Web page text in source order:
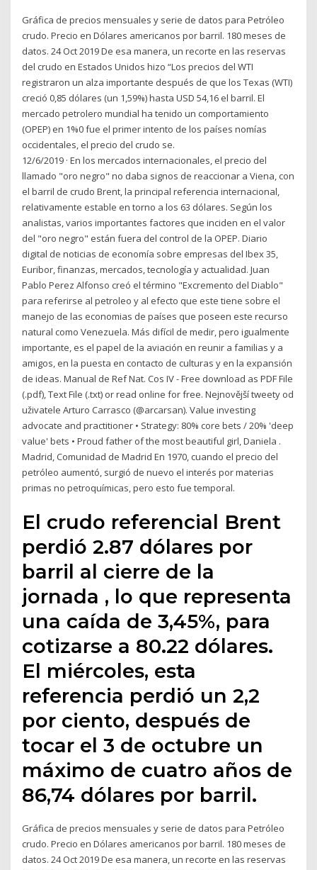
Gráfica de precios mensuales y serie de datos para Petróleo
crudo. Precio en Dólares americanos por barril. 180 meses de
datos. 24 Oct 2019 De esa manera, un recorte en las reservas
del crudo en Estados Unidos hizo “Los precios del WTI
registraron un alza importante después de que los Texas (WTI)
creció 0,85 dólares (un 1,59%) hasta USD 54,16 el barril. El
mercado petrolero mundial ha tenido un comportamiento
(OPEP) en 1%0 fue el primer intento de los países nomías
occidentales, el precio del crudo se.
12/6/2019 · En los mercados internacionales, el precio del
llamado "oro negro" no daba signos de reaccionar a Viena, con
el barril de crudo Brent, la principal referencia internacional,
relativamente estable en torno a los 63 dólares. Según los
analistas, varios importantes factores que inciden en el valor
del "oro negro" están fuera del control de la OPEP. Diario
digital de noticias de economía sobre empresas del Ibex 35,
Euribor, finanzas, mercados, tecnología y actualidad. Juan
Pablo Perez Alfonso creó el término "Excremento del Diablo"
para referirse al petroleo y al efecto que este tiene sobre el
manejo de las economias de países que poseen este recurso
natural como Venezuela. Más difícil de medir, pero igualmente
importante, es el papel de la aviación en reunir a familias y a
amigos, en la puesta en contacto de culturas y en la expansión
de ideas. Manual de Ref Nat. Cos IV - Free download as PDF File
(.pdf), Text File (.txt) or read online for free. Nejnovější tweety od
uživatele Arturo Carrasco (@arcarsan). Value investing
advocate and practitioner • Strategy: 80% core bets / 20% 'deep
value' bets • Proud father of the most beautiful girl, Daniela .
Madrid, Comunidad de Madrid En 1970, cuando el precio del
petróleo aumentó, surgió de nuevo el interés por materias
primas no petroquímicas, pero esto fue temporal.
El crudo referencial Brent
perdió 2.87 dólares por
barril al cierre de la
jornada , lo que representa
una caída de 3,45%, para
cotizarse a 80.22 dólares.
El miércoles, esta
referencia perdió un 2,2
por ciento, después de
tocar el 3 de octubre un
máximo de cuatro años de
86,74 dólares por barril.
Gráfica de precios mensuales y serie de datos para Petróleo
crudo. Precio en Dólares americanos por barril. 180 meses de
datos. 24 Oct 2019 De esa manera, un recorte en las reservas